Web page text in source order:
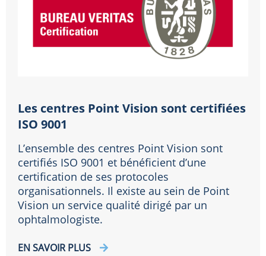
Les centres Point Vision sont certifiées
ISO 9001
L’ensemble des centres Point Vision sont
certifiés ISO 9001 et bénéficient d’une
certification de ses protocoles
organisationnels. Il existe au sein de Point
Vision un service qualité dirigé par un
ophtalmologiste.
EN SAVOIR PLUS